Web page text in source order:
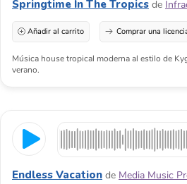
Springtime In The Tropics de
Añadir al carrito Comprar una
Música house tropical moderna al estilo de
verano.
Endless Vacation de Media Music